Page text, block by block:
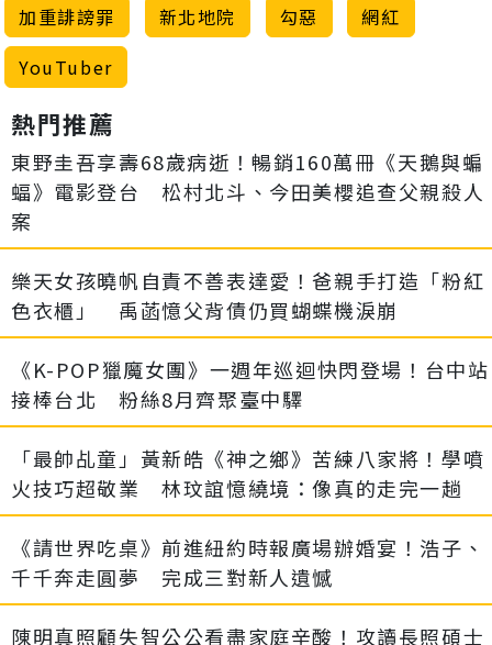
加重誹謗罪
新北地院 勾惡
網紅
YouTuber
熱門推薦
東野圭吾享壽68歲病逝！暢銷160萬冊《天鵝與蝙
蝠》電影登台 松村北斗、今田美櫻追查父親殺人
案
樂天女孩曉帆自責不善表達愛！爸親手打造「粉紅
色衣櫃」 禹菡憶父背債仍買蝴蝶機淚崩
《K-POP獵魔女團》一週年巡迴快閃登場！台中站
接棒台北 粉絲8月齊聚臺中驛
「最帥乩童」黃新皓《神之鄉》苦練八家將！學噴
火技巧超敬業 林玟誼憶繞境：像真的走完一趟
《請世界吃桌》前進紐約時報廣場辦婚宴！浩子、
千千奔走圓夢 完成三對新人遺憾
陳明真照顧失智公公看盡家庭辛酸！攻讀長照碩士